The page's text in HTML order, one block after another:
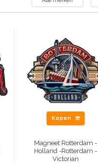
Kopen
Magneet Rotterdam -
Holland -Rotterdam -
Victorian